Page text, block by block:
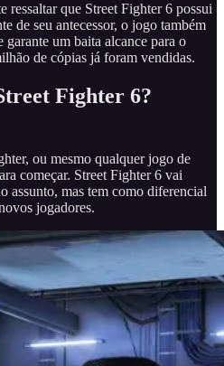
ressaltar que Street Fighter 6 possui
de seu antecessor, o jogo também
um baita alcance para o
de cópias já foram vendidas.
Fighter 6?
ou mesmo qualquer jogo de
começar. Street Fighter 6 vai
assunto, mas tem como diferencial
jogadores.